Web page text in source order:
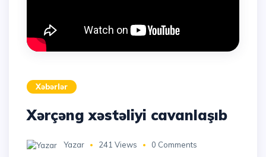
Xəbərlər
Xərçəng xəstəliyi cavanlaşıb
Yazar 241 Views 0 Comments